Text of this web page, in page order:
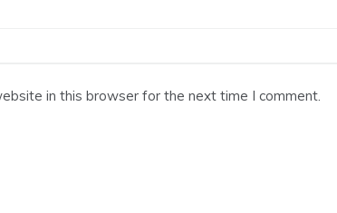
in this browser for the next time I comment.